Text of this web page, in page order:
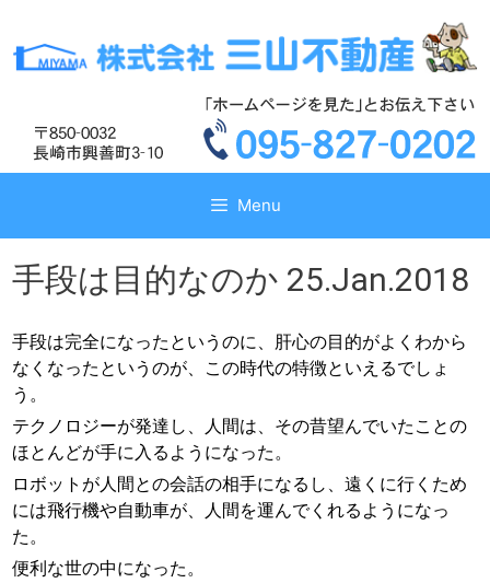
テ
ス
テ
ス
Menu
手段は目的なのか 25.Jan.2018
手段は完全になったというのに、肝心の目的がよくわから
なくなったというのが、この時代の特徴といえるでしょ
う。
テクノロジーが発達し、人間は、その昔望んでいたことの
ほとんどが手に入るようになった。
ロボットが人間との会話の相手になるし、遠くに行くため
には飛行機や自動車が、人間を運んでくれるようになっ
た。
便利な世の中になった。